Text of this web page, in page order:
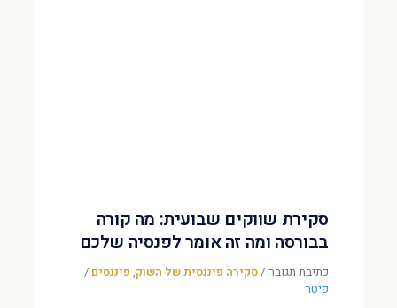
סקירת שווקים שבועית: מה קורה
בבורסה ומה זה אומר לפנסיה שלכם
כתיבת תגובה/סקירה פיננסית של השוק, פיננסים /
פיטר